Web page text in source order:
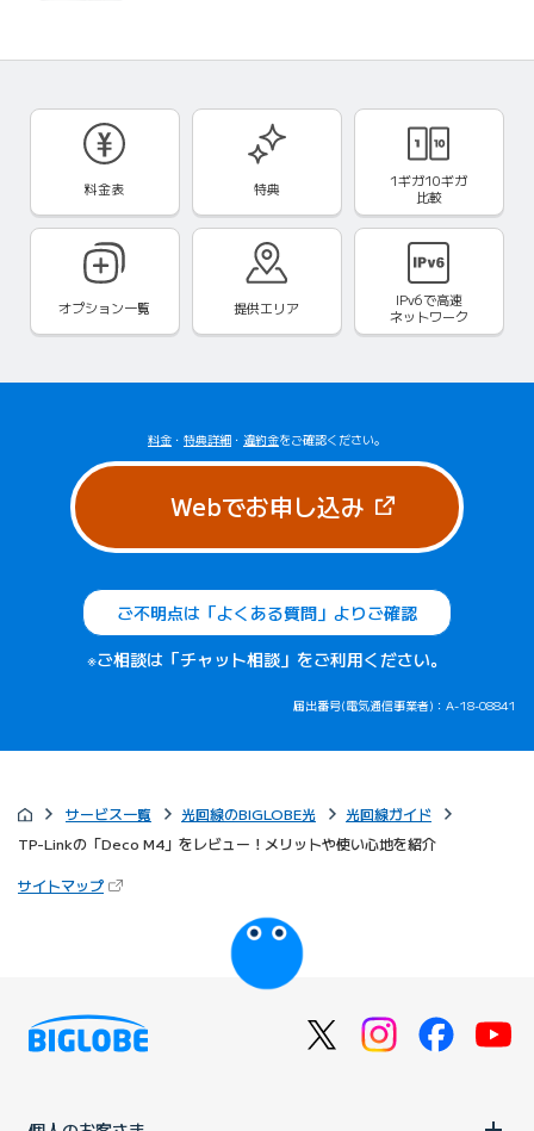
料金表 特典
1ギガ10ギガ
比較
オプション一覧 提供エリア IPv6で高速
ネットワーク
料金 ・ 特典詳細 ・ 違約金をご確認ください。
Webでお申し込み（新しいタブ
ご不明点は「よくある質問」よりご確認
※ご相談は「チャット相談」をご利用ください。
届出番号(電気通信事業者)：A-18-08841
サービス一覧 光回線のBIGLOBE光
光回線ガイド
TP-Linkの「Deco M4」をレビュー！メリットや使い心地を紹介
サイトマップ（新しいタブで開きます）